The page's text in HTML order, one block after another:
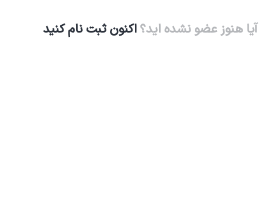
آیا هنوز عضو نشده اید؟ اکنون ثبت نام کنید